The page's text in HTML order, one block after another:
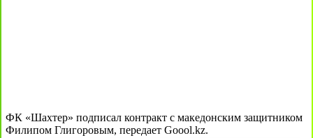
ФК «Шахтер» подписал контракт с македонским защитником
Филипом Глигоровым, передает Goool.kz.